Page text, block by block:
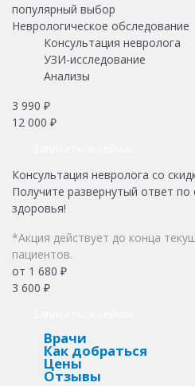
популярный выбор
Неврологическое обследование
Консультация невролога
УЗИ-исследование
Анализы
3 990 ₽
12 000 ₽
Консультация невролога со
Получите развернутый ответ по
здоровья!
*Акция действует до конца
пациентов.
от 1 680 ₽
3 600 ₽
Врачи
Как добраться
Цены
Отзывы